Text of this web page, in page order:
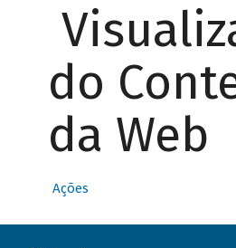
do
da Web
Ações